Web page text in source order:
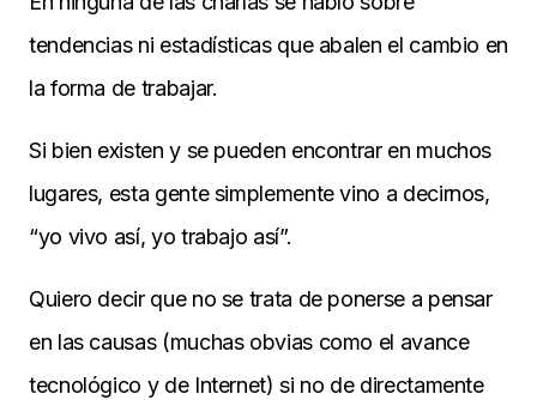
tendencias ni estadísticas que abalen el cambio en
la forma de trabajar.
Si bien existen y se pueden encontrar en muchos
lugares, esta gente simplemente vino a decirnos,
“yo vivo así, yo trabajo así”.
Quiero decir que no se trata de ponerse a pensar
en las causas (muchas obvias como el avance
tecnológico y de Internet) si no de directamente